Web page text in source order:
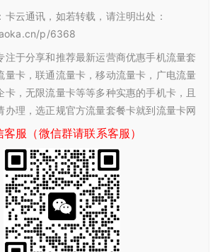
卡云通讯，如若转载，请注明出处：
p/6368
注于分享和推荐最新运营商优惠手机流量套
量卡，联通流量卡，移动流量卡，广电流量
卡，无限流量卡等等多种实惠的手机卡，且
办理，选正规官方流量套餐卡就到流量卡网
客服（微信群请联系客服）